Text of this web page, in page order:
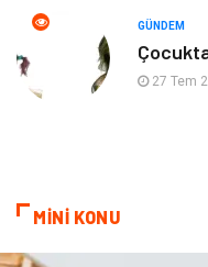
Kanser GÜNDEM
27 Tem
MİNİ KONU